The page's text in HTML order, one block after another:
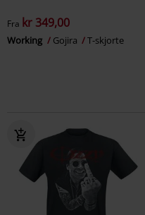
Fra kr 349,00
Working Gojira T-skjorte